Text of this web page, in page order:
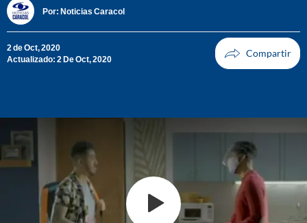
Por: Noticias Caracol
2 de Oct, 2020
Actualizado: 2 De Oct, 2020